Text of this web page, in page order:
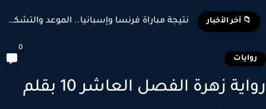
📁 آخر الأخبار تشكيل منتخب إسبانيا وبلجيكا المتوقع في كأس العالم 2026
رواية زهرة الفصل العاشر 10 بقلم